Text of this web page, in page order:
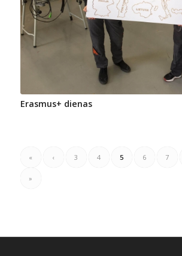
Erasmus+ dienas
« ‹ 3 4 5 6 7
»